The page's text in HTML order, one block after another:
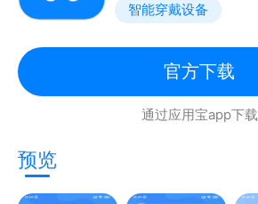
智能穿戴设备
官方下载
通过应用宝app下载
预览